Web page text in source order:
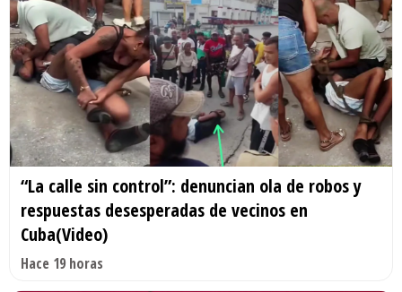
“La calle sin control”: denuncian ola de robos y
respuestas desesperadas de vecinos en
Cuba(Video)
Hace 19 horas